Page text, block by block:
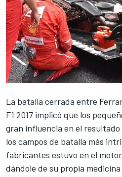
La batalla cerrada entre
F1 2017 implicó que los
gran influencia en el
los campos de batalla más
fabricantes estuvo en el
dándole de su propia